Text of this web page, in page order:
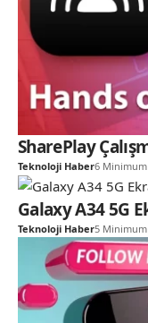
SharePlay
Teknoloji Haber6
Galaxy A34 5G
Teknoloji Haber5